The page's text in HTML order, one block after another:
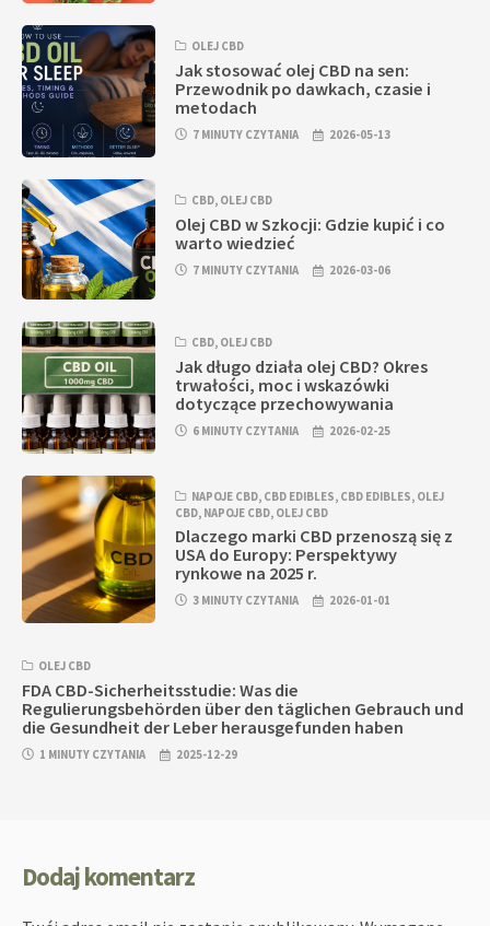
OLEJ CBD
Jak stosować olej CBD na sen:
Przewodnik po dawkach, czasie i
metodach
7 MINUTY CZYTANIA 2026-05-13
CBD, OLEJ CBD
Olej CBD w Szkocji: Gdzie kupić i co
warto wiedzieć
7 MINUTY CZYTANIA 2026-03-06
CBD, OLEJ CBD
Jak długo działa olej CBD? Okres
trwałości, moc i wskazówki
dotyczące przechowywania
6 MINUTY CZYTANIA 2026-02-25
NAPOJE CBD, CBD EDIBLES, CBD EDIBLES, OLEJ
CBD, NAPOJE CBD, OLEJ CBD
Dlaczego marki CBD przenoszą się z
USA do Europy: Perspektywy
rynkowe na 2025 r.
3 MINUTY CZYTANIA 2026-01-01
OLEJ CBD
FDA CBD-Sicherheitsstudie: Was die
Regulierungsbehörden über den täglichen Gebrauch und
die Gesundheit der Leber herausgefunden haben
1 MINUTY CZYTANIA 2025-12-29
Dodaj komentarz